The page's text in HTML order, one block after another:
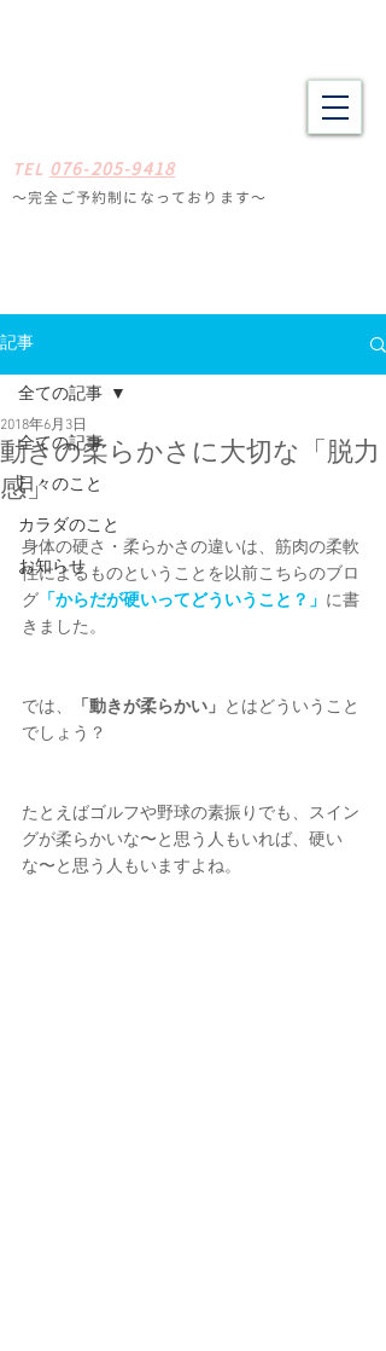
TEL 076-205-9418
〜完全ご予約制になっ ております〜
記事
全ての記事
日々のこと
カラダのこと
お知らせ
全ての記事
動きの柔らかさに大切な「脱力
感」
2018年6月3日
身体の硬さ・柔らかさの違いは、筋肉の柔軟
性によるものということを以前こちらのブロ
グ 「からだが硬いってどういうこと？」 に書
きました。
では、 「動きが柔らかい」 とはどういうこと
でしょう？
たとえばゴルフや野球の素振りでも、スイン
グが柔らかいな〜と思う人もいれば、硬い
な〜と思う人もいますよね。